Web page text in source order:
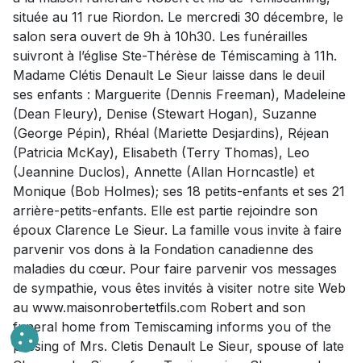
située au 11 rue Riordon. Le mercredi 30 décembre, le
salon sera ouvert de 9h à 10h30. Les funérailles
suivront à l’église Ste-Thérèse de Témiscaming à 11h.
Madame Clétis Denault Le Sieur laisse dans le deuil
ses enfants : Marguerite (Dennis Freeman), Madeleine
(Dean Fleury), Denise (Stewart Hogan), Suzanne
(George Pépin), Rhéal (Mariette Desjardins), Réjean
(Patricia McKay), Elisabeth (Terry Thomas), Leo
(Jeannine Duclos), Annette (Allan Horncastle) et
Monique (Bob Holmes); ses 18 petits-enfants et ses 21
arrière-petits-enfants. Elle est partie rejoindre son
époux Clarence Le Sieur. La famille vous invite à faire
parvenir vos dons à la Fondation canadienne des
maladies du cœur. Pour faire parvenir vos messages
de sympathie, vous êtes invités à visiter notre site Web
au www.maisonrobertetfils.com Robert and son
funeral home from Temiscaming informs you of the
passing of Mrs. Cletis Denault Le Sieur, spouse of late